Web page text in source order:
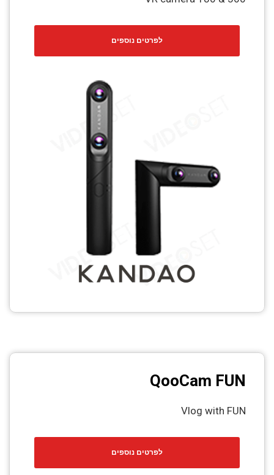
לפרטים נוספים
QooCam FUN
Vlog with FUN
לפרטים נוספים